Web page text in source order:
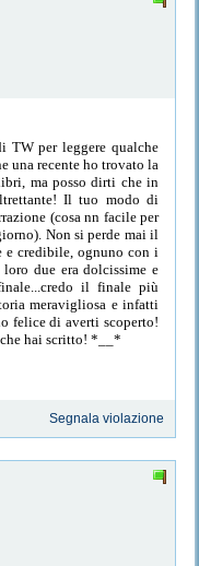
TW per leggere qualche
una recente ho trovato la
ma posso dirti che in
Il tuo modo di
(cosa nn facile per
Non si perde mai il
e credibile, ognuno con i
due era dolcissime e
il finale più
meravigliosa e infatti
felice di averti scoperto!
che hai scritto! *__*
Segnala violazione